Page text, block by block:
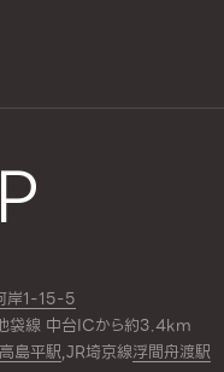
岸1-15-5
袋線 中台ICから約3.4km
島平駅,JR埼京線浮間舟渡駅